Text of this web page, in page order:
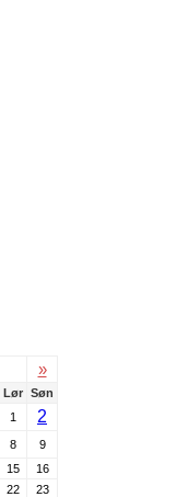
»
Lør Søn
1
2
8
9
15
16
22
23